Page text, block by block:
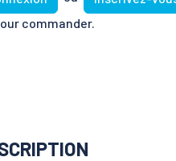
commander.